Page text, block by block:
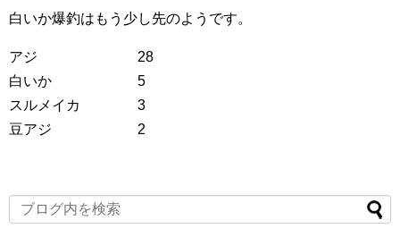
白いか爆釣はもう少し先のようです。
アジ 28
白いか 5
スルメイカ 3
豆アジ 2